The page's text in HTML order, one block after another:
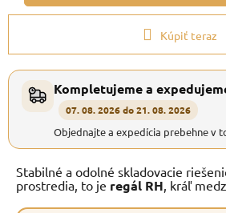
Kúpiť teraz
Kompletujeme a
07. 08. 2026 do 21. 08. 2026
Objednajte a expedícia prebehne v
Stabilné a odolné skladovacie
prostredia, to je regál RH , kráľ